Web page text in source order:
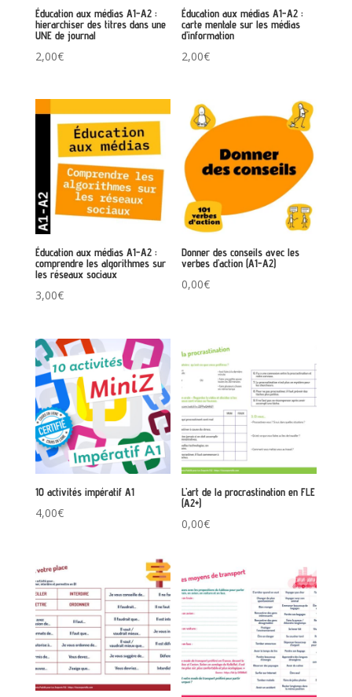
Éducation aux médias A1-A2 :
hierarchiser des titres dans une
UNE de journal
2,00€
Éducation aux médias A1-A2 :
carte mentale sur les médias
d’information
2,00€
Éducation aux médias A1-A2 :
comprendre les algorithmes sur
les réseaux sociaux
3,00€
Donner des conseils avec les
verbes d’action (A1-A2)
0,00€
10 activités impératif A1
4,00€
L’art de la procrastination en FLE
(A2+)
0,00€